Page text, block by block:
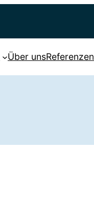
Über unsReferenzen